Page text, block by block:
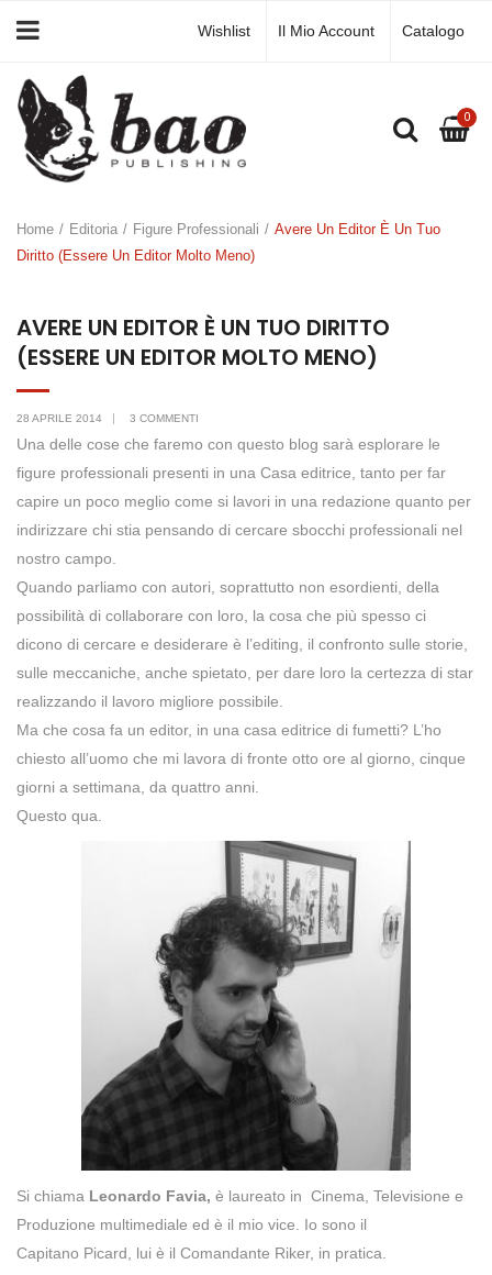
Wishlist Il Mio Account Catalogo
0
Home / Editoria / Figure Professionali / Avere Un Editor È Un Tuo
Diritto (Essere Un Editor Molto Meno)
AVERE UN EDITOR È UN TUO DIRITTO
(ESSERE UN EDITOR MOLTO MENO)
28 APRILE 2014 3 COMMENTI
Una delle cose che faremo con questo blog sarà esplorare le
figure professionali presenti in una Casa editrice, tanto per far
capire un poco meglio come si lavori in una redazione quanto per
indirizzare chi stia pensando di cercare sbocchi professionali nel
nostro campo.
Quando parliamo con autori, soprattutto non esordienti, della
possibilità di collaborare con loro, la cosa che più spesso ci
dicono di cercare e desiderare è l’editing, il confronto sulle storie,
sulle meccaniche, anche spietato, per dare loro la certezza di star
realizzando il lavoro migliore possibile.
Ma che cosa fa un editor, in una casa editrice di fumetti? L’ho
chiesto all’uomo che mi lavora di fronte otto ore al giorno, cinque
giorni a settimana, da quattro anni.
Questo qua.
Si chiama Leonardo Favia, è laureato in Cinema, Televisione e
Produzione multimediale ed è il mio vice. Io sono il
Capitano Picard, lui è il Comandante Riker, in pratica.